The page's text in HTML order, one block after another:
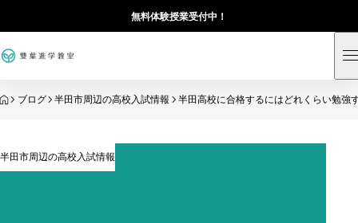
無料体験授業受付中！
HOME
ブログ 半田市周辺の高校入試情報 半田高校に合格するにはどれくらい勉強
半田市周辺の高校入試情報